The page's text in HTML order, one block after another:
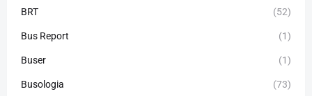
BRT (52)
Bus Report (1)
Buser (1)
Busologia (73)